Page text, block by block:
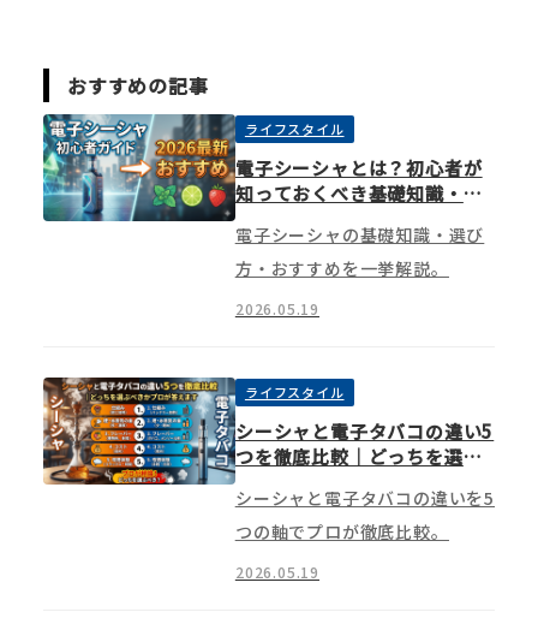
おすすめの記事
ライフスタイル
電子シーシャとは？初心者が
知っておくべき基礎知識・選
び方・おすすめを一挙解説
電子シーシャの基礎知識・選び
方・おすすめを一挙解説。
2026.05.19
ライフスタイル
シーシャと電子タバコの違い5
つを徹底比較｜どっちを選ぶ
べきかプロが答えます
シーシャと電子タバコの違いを5
つの軸でプロが徹底比較。
2026.05.19